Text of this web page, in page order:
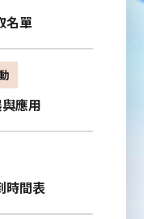
名單
應用
時間表